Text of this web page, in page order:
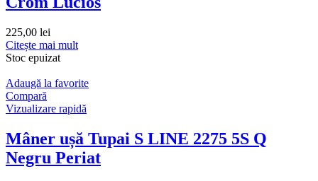
225,00 lei
Citește mai mult
Stoc epuizat
Adaugă la favorite
Compară
Vizualizare rapidă
Mâner ușă Tupai S LINE 2275 5S Q
Negru Periat